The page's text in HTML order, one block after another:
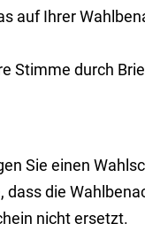
auf Ihrer
Stimme durch
Sie einen
dass die
nicht ersetzt.